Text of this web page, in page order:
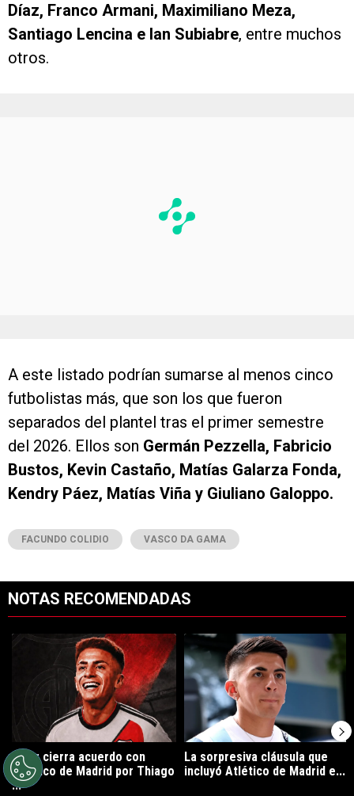
Díaz, Franco Armani, Maximiliano Meza,
Santiago Lencina e Ian Subiabre, entre muchos
otros.
A este listado podrían sumarse al menos cinco
futbolistas más, que son los que fueron
separados del plantel tras el primer semestre
del 2026. Ellos son Germán Pezzella, Fabricio
Bustos, Kevin Castaño, Matías Galarza Fonda,
Kendry Páez, Matías Viña y Giuliano Galoppo.
FACUNDO COLIDIO VASCO DA GAMA
NOTAS RECOMENDADAS
Un artículo de tendencia con el título "River cierra acuerdo con
River cierra acuerdo con
Atlético de Madrid por Thiago
...
Un artículo de tendencia con el
La sorpresiva cláusula que
incluyó Atlético de Madrid e...